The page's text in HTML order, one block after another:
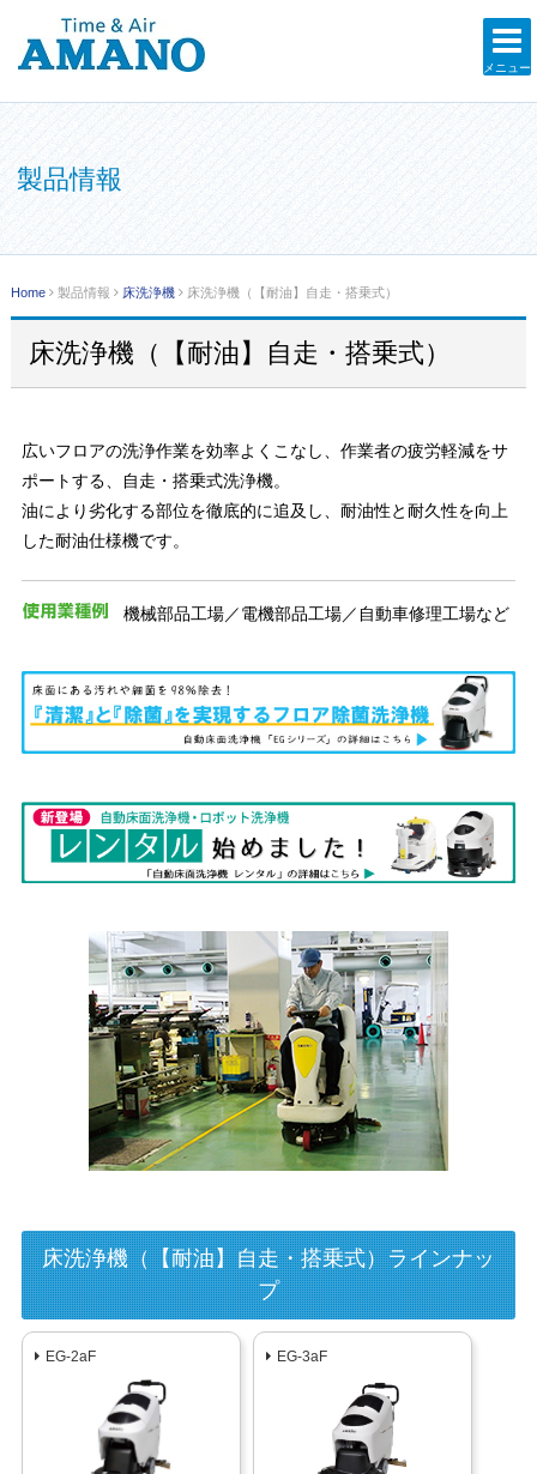
メニュー
製品情報
Home 製品情報 床洗浄機 床洗浄機（【耐油】自走・搭乗式）
床洗浄機（【耐油】自走・搭乗式）
広いフロアの洗浄作業を効率よくこなし、作業者の疲労軽減をサ
ポートする、自走・搭乗式洗浄機。
油により劣化する部位を徹底的に追及し、耐油性と耐久性を向上
した耐油仕様機です。
機械部品工場／電機部品工場／自動車修理工場など
床洗浄機（【耐油】自走・搭乗式）ラインナッ
プ
EG-2aF EG-3aF